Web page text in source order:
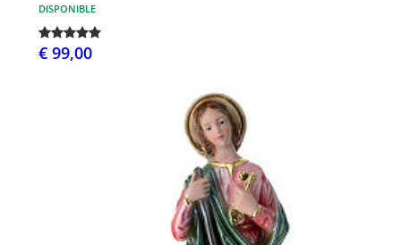
DISPONIBLE
€ 99,00